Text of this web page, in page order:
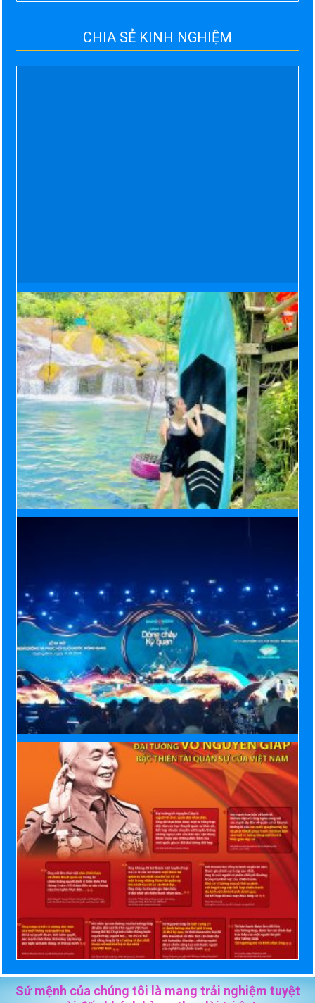
CHIA SẺ KINH NGHIỆM
Sứ mệnh của chúng tôi là mang trải nghiệm tuyệt